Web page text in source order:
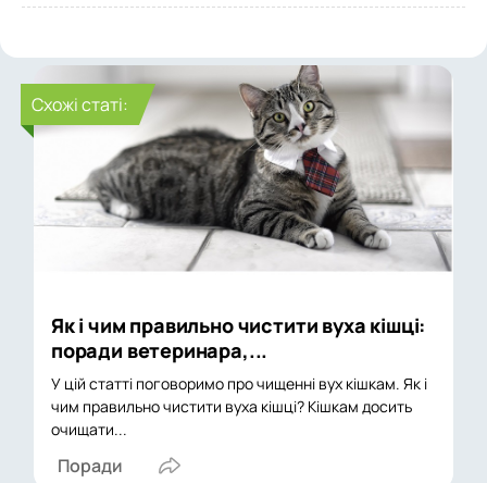
Cхожі статі:
Як і чим правильно чистити вуха кішці:
поради ветеринара,...
У цій статті поговоримо про чищенні вух кішкам. Як і
чим правильно чистити вуха кішці? Кішкам досить
очищати...
Поради